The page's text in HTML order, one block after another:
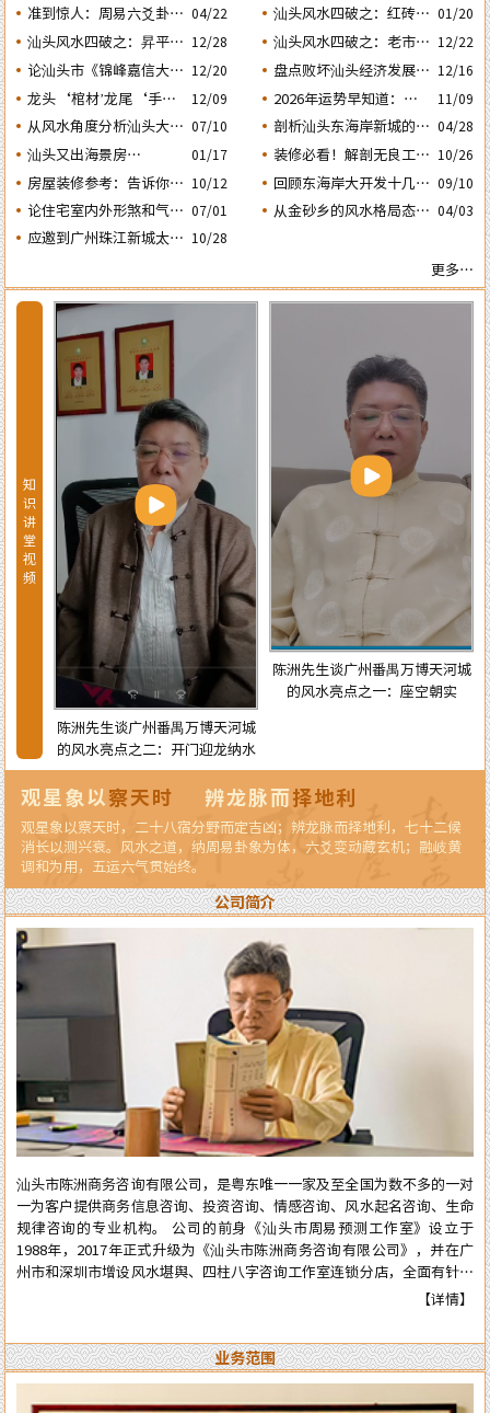
准到惊人：周易六爻卦占
运经典案例分享
04/22
汕头风水四破之：红砖楼
被拆除破坏了乌桥岛龟地
风水格局
01/20
汕头风水四破之：昇平路
骑楼拆毁破坏了蜘蛛网的
风水局
12/28
汕头风水四破之：老市政
府楼反向改造破坏了水局
风水。
12/22
论汕头市《锦峰嘉信大
厦》这栋“烂尾王”楼盘
与风水态势的关系
12/20
盘点败坏汕头经济发展的
四次处人为风水破局
12/16
龙头‘棺材’龙尾‘手
铐’汕头这两栋建筑物是
否隐藏着风水造局的悬
念？
12/09
2026年运势早知道：丙
午年运势不好的4个出生
日期之四‘庚子’ 日
11/09
从风水角度分析汕头大港
河产城融合示范区何时能
兴旺？
07/10
剖析汕头东海岸新城的风
水大局态势为购房者提供
更好的建议
04/28
汕头又出海景房​​​​​笋盘！很
多人都在问：腾瑞滨海湾
楼盘的风水态势怎么样？
01/17
装修必看！解剖无良工匠
是怎样使用魔咒在人家房
屋中“放蛊” 害人的？
10/26
房屋装修参考：告诉你房
子装修时鲁班法的催财催
官催文昌方法
10/12
回顾东海岸大开发十几
年：再看看有那些楼盘的
风水格局会比较好？
09/10
论住宅室内外形煞和气煞
的危害及可化与不可化的
区别
07/01
从金砂乡的风水格局态势 04/03
应邀到广州珠江新城太平 10/28
更多…
知
识
讲
堂
视
频
风水
陈洲先生谈广州番禺万博天河城
的风水亮点之二：开门迎龙纳水
陈洲先生谈广州番禺万博天河城
的风水亮点之一：座空朝实
观星象以察天时 辨龙脉而择地利
观星象以察天时，二十八宿分野而定吉凶；辨龙脉而择地利，七十二候
消长以测兴衰。风水之道，纳周易卦象为体，六爻变动藏玄机；融岐黄
调和为用，五运六气贯始终。
公司简介
汕头市陈洲商务咨询有限公司，是粤东唯一一家及至全国为数不多的一对
一为客户提供商务信息咨询、投资咨询、情感咨询、风水起名咨询、生命
规律咨询的专业机构。 公司的前身《汕头市周易预测工作室》设立于
1988年，2017年正式升级为《汕头市陈洲商务咨询有限公司》，并在广
州市和深圳市增设风水堪舆、四柱八字咨询工作室连锁分店，全面有针对
性地为在广州市和深圳市工作、生活的广大广州、深圳客户提供咨询服
可信。近四十年来深得众多新老客户的高度好评和信任。 陈洲先生是三
十年前在汕头市与张克明、胡玉尺名老先生齐名的老牌预测师、风水师。
几十年来专业于四柱八字的预测、周易六爻占卜、风水堪舆调理，各种喜
【详情】
业务范围